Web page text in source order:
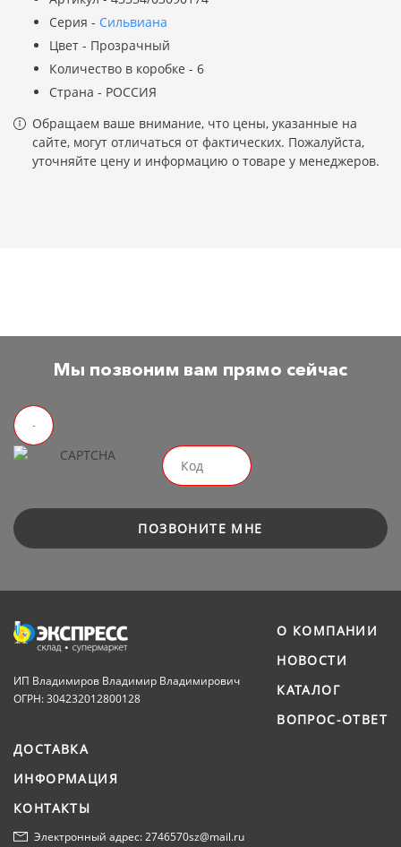
Серия - Сильвиана
Цвет - Прозрачный
Количество в коробке - 6
Страна - РОССИЯ
Обращаем ваше внимание, что цены, указанные на
сайте, могут отличаться от фактических. Пожалуйста,
уточняйте цену и информацию о товаре у менеджеров.
Мы позвоним вам прямо сейчас
ПОЗВОНИТЕ МНЕ
ИП Владимиров Владимир Владимирович
ОГРН: 304232012800128
О КОМПАНИИ
НОВОСТИ
КАТАЛОГ
ВОПРОС-ОТВЕТ
ДОСТАВКА
ИНФОРМАЦИЯ
КОНТАКТЫ
Электронный адрес: 2746570sz@mail.ru